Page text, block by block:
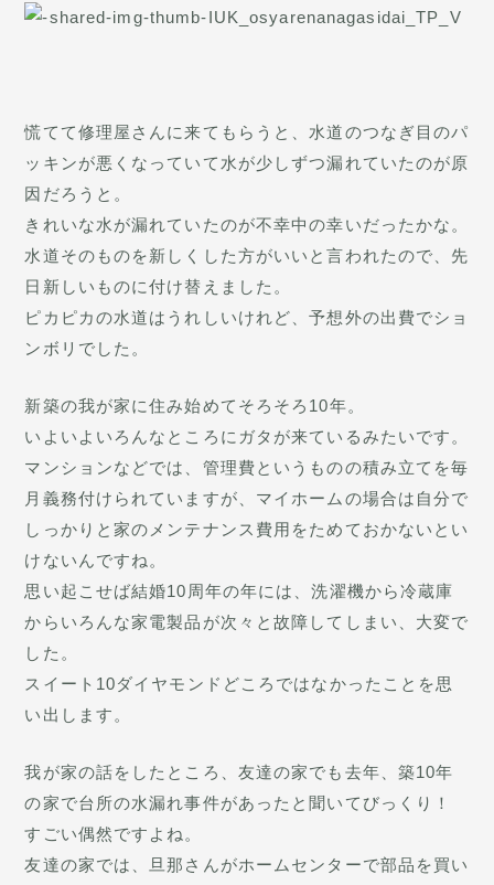
慌てて修理屋さんに来てもらうと、水道のつなぎ目のパ
ッキンが悪くなっていて水が少しずつ漏れていたのが原
因だろうと。
きれいな水が漏れていたのが不幸中の幸いだったかな。
水道そのものを新しくした方がいいと言われたので、先
日新しいものに付け替えました。
ピカピカの水道はうれしいけれど、予想外の出費でショ
ンボリでした。
新築の我が家に住み始めてそろそろ10年。
いよいよいろんなところにガタが来ているみたいです。
マンションなどでは、管理費というものの積み立てを毎
月義務付けられていますが、マイホームの場合は自分で
しっかりと家のメンテナンス費用をためておかないとい
けないんですね。
思い起こせば結婚10周年の年には、洗濯機から冷蔵庫
からいろんな家電製品が次々と故障してしまい、大変で
した。
スイート10ダイヤモンドどころではなかったことを思
い出します。
我が家の話をしたところ、友達の家でも去年、築10年
の家で台所の水漏れ事件があったと聞いてびっくり！
すごい偶然ですよね。
友達の家では、旦那さんがホームセンターで部品を買い